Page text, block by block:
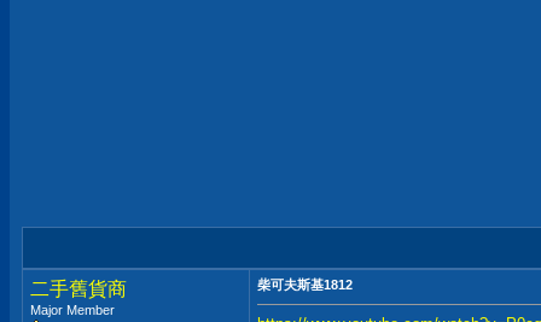
二手舊貨商
Major Member
柴可夫斯基1812